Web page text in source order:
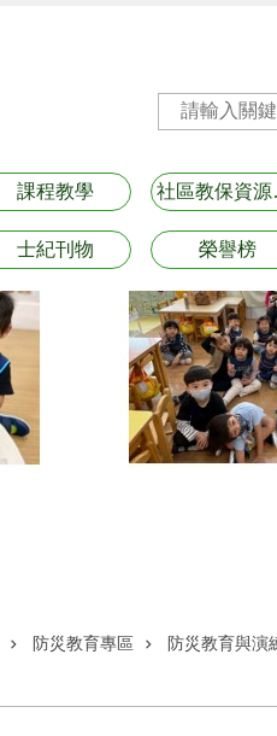
課程教學
士紀刊物 榮譽榜
防災教育專區 防災教育與演